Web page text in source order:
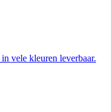
vele kleuren leverbaar.